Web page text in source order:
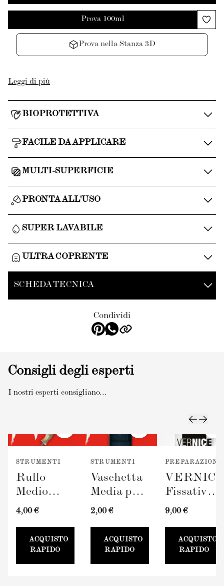
Prova 100ml
Prova nella Stanza 3D
Leggi di più
BIOPROTETTIVA
FACILE DA APPLICARE
MULTI-SUPERFICIE
PRONTA ALL'USO
SUPER LAVABILE
ULTRA COPRENTE
SCHEDA TECNICA
Condividi
Consigli degli esperti
I nostri esperti consigliano...
STRUMENTI
Rullo
Medio
TERRAVERDE
4,00 €
ACQUISTO
RAPIDO
STRUMENTI
Vaschetta
Media per
Pittura
100mm
2,00 €
ACQUISTO
RAPIDO
PREPARAZIONE
Fissativo
(300ml)
9,00 €
ACQUISTO
RAPIDO